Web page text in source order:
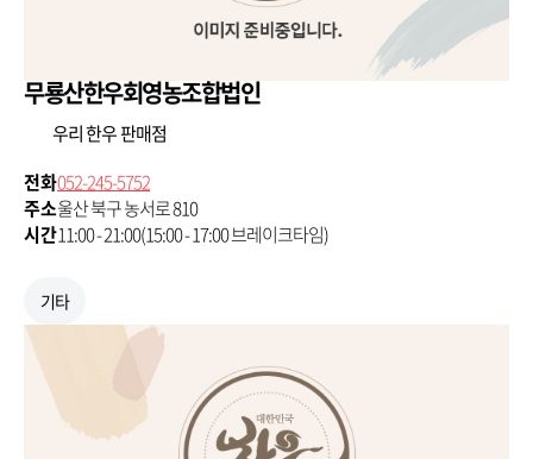
무룡산한우회영농조합법인
우리 한우 판매점
전화052-245-5752
주소울산 북구 농서로 810
시간11:00 - 21:00(15:00 - 17:00 브레이크타임)
기타